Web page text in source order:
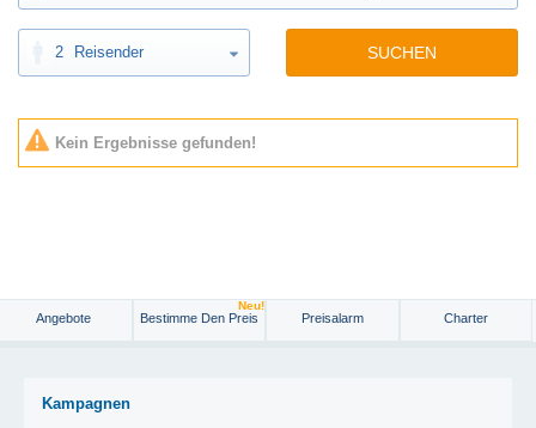
2 Reisender SUCHEN
Kein Ergebnisse gefunden!
Angebote Bestimme Den Preis
Neu!
Preisalarm Charter
Kampagnen